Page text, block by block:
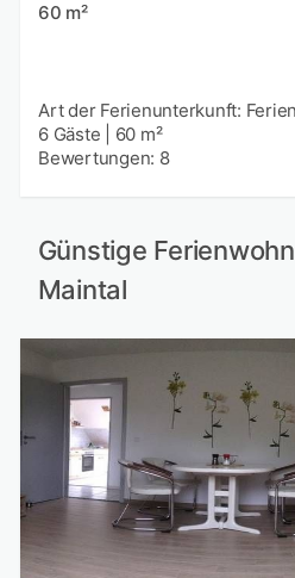
60 m²
Art der Ferienunterkunft:
6 Gäste
60 m²
Bewertungen: 8
Günstige
Maintal